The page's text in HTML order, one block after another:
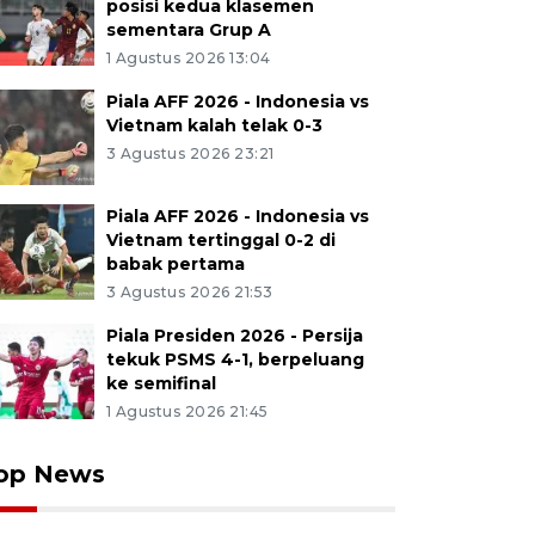
posisi kedua klasemen
sementara Grup A
1 Agustus 2026 13:04
Piala AFF 2026 - Indonesia vs
Vietnam kalah telak 0-3
3 Agustus 2026 23:21
Piala AFF 2026 - Indonesia vs
Vietnam tertinggal 0-2 di
babak pertama
3 Agustus 2026 21:53
Piala Presiden 2026 - Persija
tekuk PSMS 4-1, berpeluang
ke semifinal
1 Agustus 2026 21:45
News